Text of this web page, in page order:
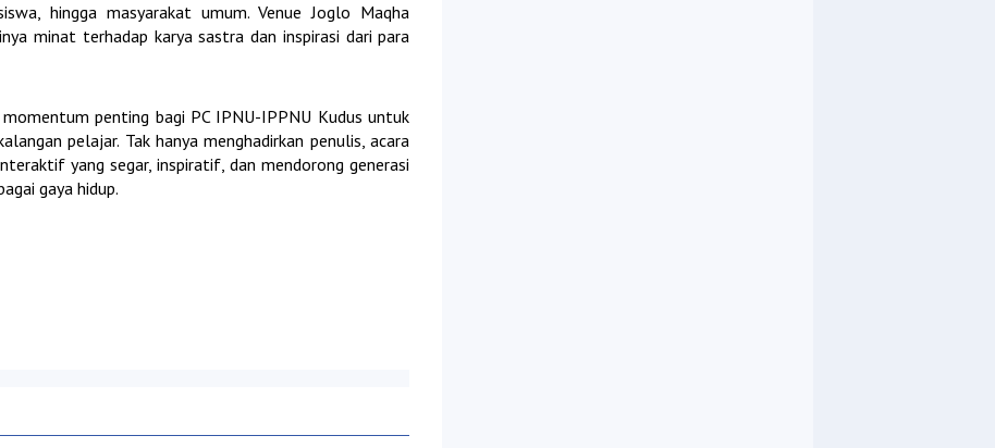
hingga masyarakat umum. Venue Joglo Maqha
minat terhadap karya sastra dan inspirasi dari para
penting bagi PC IPNU-IPPNU Kudus untuk
pelajar. Tak hanya menghadirkan penulis, acara
yang segar, inspiratif, dan mendorong generasi
gaya hidup.